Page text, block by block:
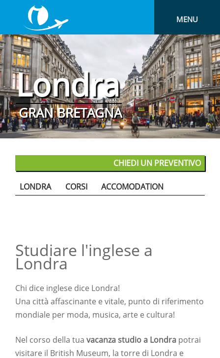
MENU
Londra
GRAN BRETAGNA
CHIEDI UN PREVENTIVO
LONDRA CORSI ACCOMODATION
Studiare l'inglese a
Londra
Chi dice inglese dice Londra!
Una città affascinante e vitale, punto di riferimento
mondiale per moda, musica, arte e cultura!
Nel corso della tua vacanza studio a Londra potrai
visitare il British Museum, la torre di Londra e